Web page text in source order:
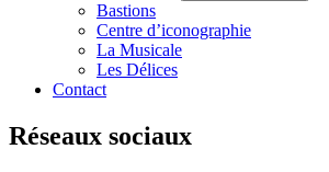
Bastions
Centre d’iconographie
La Musicale
Les Délices
Contact
Réseaux sociaux